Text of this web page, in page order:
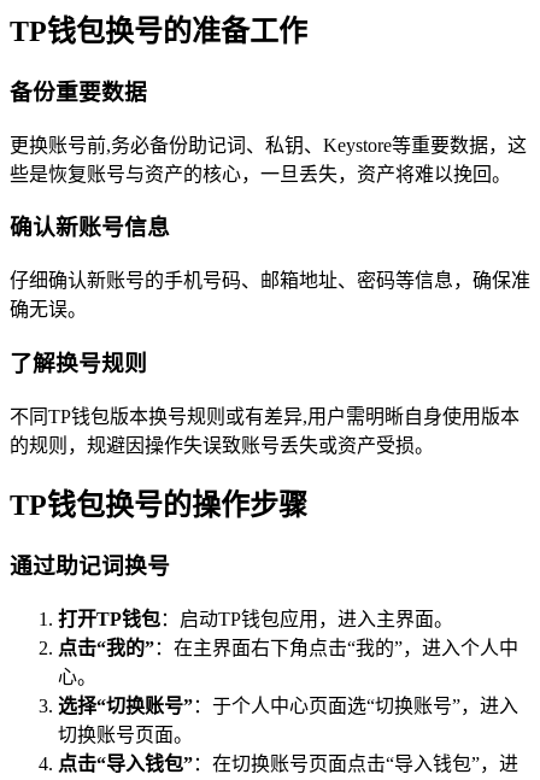
TP钱包换号的准备工作
备份重要数据
更换账号前,务必备份助记词、私钥、Keystore等重要数据，这
些是恢复账号与资产的核心，一旦丢失，资产将难以挽回。
确认新账号信息
仔细确认新账号的手机号码、邮箱地址、密码等信息，确保准
确无误。
了解换号规则
不同TP钱包版本换号规则或有差异,用户需明晰自身使用版本
的规则，规避因操作失误致账号丢失或资产受损。
TP钱包换号的操作步骤
通过助记词换号
打开TP钱包：启动TP钱包应用，进入主界面。
点击“我的”：在主界面右下角点击“我的”，进入个人中
心。
选择“切换账号”：于个人中心页面选“切换账号”，进入
切换账号页面。
点击“导入钱包”：在切换账号页面点击“导入钱包”，进